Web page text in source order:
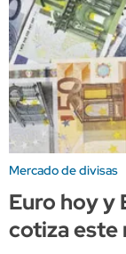
Mercado de divisas
Euro hoy y
cotiza este